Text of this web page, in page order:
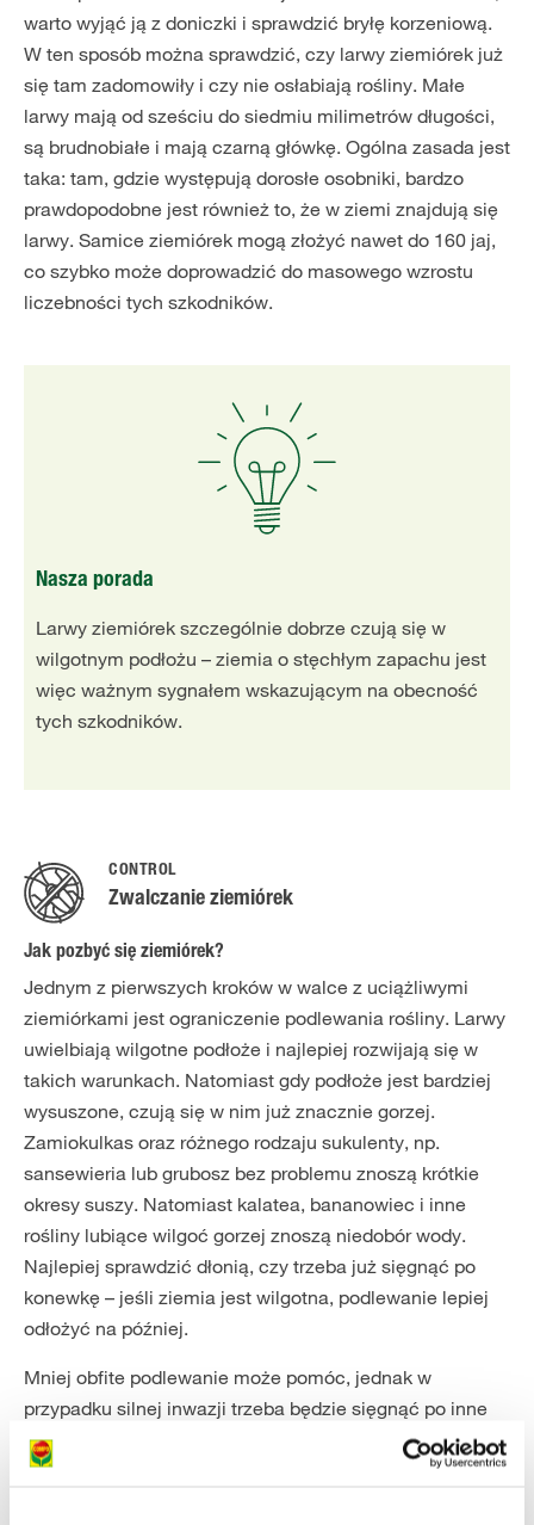
warto wyjąć ją z doniczki i sprawdzić bryłę korzeniową.
W ten sposób można sprawdzić, czy larwy ziemiórek już
się tam zadomowiły i czy nie osłabiają rośliny. Małe
larwy mają od sześciu do siedmiu milimetrów długości,
są brudnobiałe i mają czarną główkę. Ogólna zasada jest
taka: tam, gdzie występują dorosłe osobniki, bardzo
prawdopodobne jest również to, że w ziemi znajdują się
larwy. Samice ziemiórek mogą złożyć nawet do 160 jaj,
co szybko może doprowadzić do masowego wzrostu
liczebności tych szkodników.
Nasza porada
Larwy ziemiórek szczególnie dobrze czują się w
wilgotnym podłożu – ziemia o stęchłym zapachu jest
więc ważnym sygnałem wskazującym na obecność
tych szkodników.
CONTROL
Zwalczanie ziemiórek
Jak pozbyć się ziemiórek?
Jednym z pierwszych kroków w walce z uciążliwymi
ziemiórkami jest ograniczenie podlewania rośliny. Larwy
uwielbiają wilgotne podłoże i najlepiej rozwijają się w
takich warunkach. Natomiast gdy podłoże jest bardziej
wysuszone, czują się w nim już znacznie gorzej.
Zamiokulkas oraz różnego rodzaju sukulenty, np.
sansewieria lub grubosz bez problemu znoszą krótkie
okresy suszy. Natomiast kalatea, bananowiec i inne
rośliny lubiące wilgoć gorzej znoszą niedobór wody.
Najlepiej sprawdzić dłonią, czy trzeba już sięgnąć po
konewkę – jeśli ziemia jest wilgotna, podlewanie lepiej
odłożyć na później.
Mniej obfite podlewanie może pomóc, jednak w
przypadku silnej inwazji trzeba będzie sięgnąć po inne
metody, aby skutecznie pozbyć się larw.